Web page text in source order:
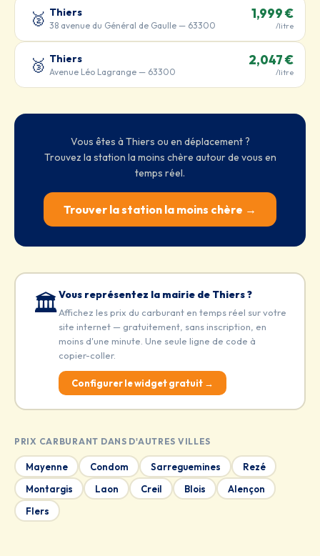
🥈 Thiers
38 avenue du Général de Gaulle — 63300
1,999 €
/litre
🥉 Thiers
Avenue Léo Lagrange — 63300
2,047 €
/litre
Vous êtes à Thiers ou en déplacement ?
Trouvez la station la moins chère autour de vous en
temps réel.
Trouver la station la moins chère →
🏛️Vous représentez la mairie de Thiers ?
Affichez les prix du carburant en temps réel sur votre
site internet — gratuitement, sans inscription, en
moins d'une minute. Une seule ligne de code à
copier-coller.
Configurer le widget gratuit →
PRIX CARBURANT DANS D'AUTRES VILLES
Mayenne Condom Sarreguemines
Rezé
Montargis
Laon Creil Blois
Alençon
Flers